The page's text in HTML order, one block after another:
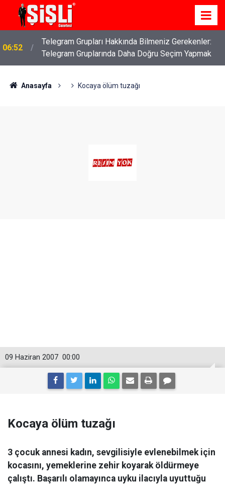
06:52
Telegram Grupları Hakkında Bilmeniz Gerekenler:
Telegram Gruplarında Daha Doğru Seçim Yapmak
Anasayfa Kocaya ölüm tuzağı
00:00
09 Haziran 2007
Kocaya ölüm tuzağı
3 çocuk annesi kadın, sevgilisiyle evlenebilmek için
kocasını, yemeklerine zehir koyarak öldürmeye
çalıştı. Başarılı olamayınca uyku ilacıyla uyuttuğu